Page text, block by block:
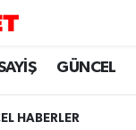
GÜNCEL
HABERLER